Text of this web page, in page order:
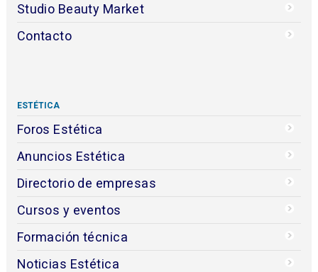
Studio Beauty Market
Contacto
ESTÉTICA
Foros Estética
Anuncios Estética
Directorio de empresas
Cursos y eventos
Formación técnica
Noticias Estética